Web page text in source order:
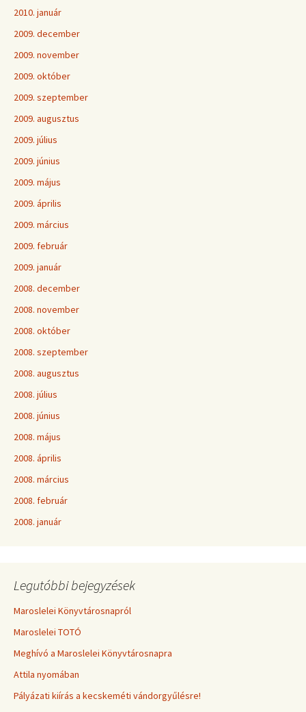
2010. január
2009. december
2009. november
2009. október
2009. szeptember
2009. augusztus
2009. július
2009. június
2009. május
2009. április
2009. március
2009. február
2009. január
2008. december
2008. november
2008. október
2008. szeptember
2008. augusztus
2008. július
2008. június
2008. május
2008. április
2008. március
2008. február
2008. január
Legutóbbi bejegyzések
Maroslelei Könyvtárosnapról
Maroslelei TOTÓ
Meghívó a Maroslelei Könyvtárosnapra
Attila nyomában
Pályázati kiírás a kecskeméti vándorgyűlésre!